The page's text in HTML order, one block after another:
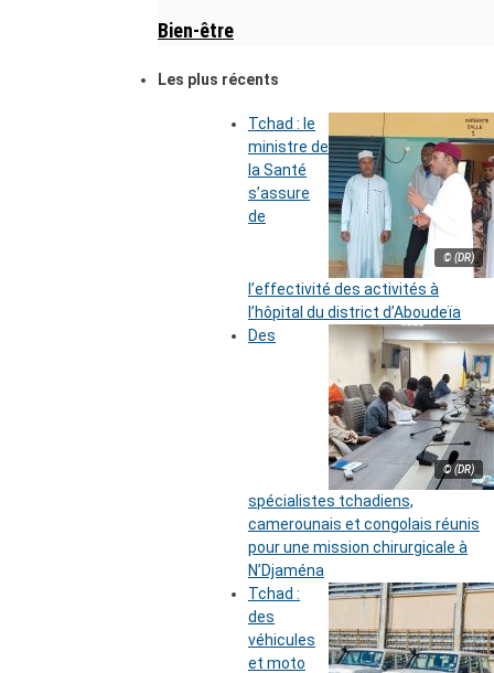
Bien-être
Les plus récents
© (DR)
Tchad : le
ministre de
la Santé
s’assure
de
l’effectivité des activités à
l’hôpital du district d’Aboudeïa
© (DR)
Des
spécialistes tchadiens,
camerounais et congolais réunis
pour une mission chirurgicale à
N’Djaména
Tchad :
des
véhicules
et moto